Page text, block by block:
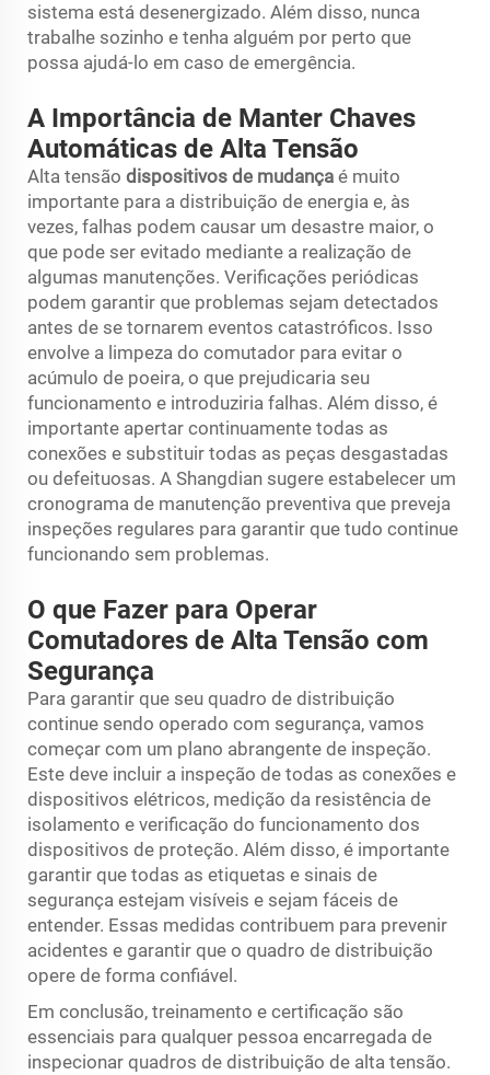
sistema está desenergizado. Além disso, nunca
trabalhe sozinho e tenha alguém por perto que
possa ajudá-lo em caso de emergência.
A Importância de Manter Chaves
Automáticas de Alta Tensão
Alta tensão dispositivos de mudança é muito
importante para a distribuição de energia e, às
vezes, falhas podem causar um desastre maior, o
que pode ser evitado mediante a realização de
algumas manutenções. Verificações periódicas
podem garantir que problemas sejam detectados
antes de se tornarem eventos catastróficos. Isso
envolve a limpeza do comutador para evitar o
acúmulo de poeira, o que prejudicaria seu
funcionamento e introduziria falhas. Além disso, é
importante apertar continuamente todas as
conexões e substituir todas as peças desgastadas
ou defeituosas. A Shangdian sugere estabelecer um
cronograma de manutenção preventiva que preveja
inspeções regulares para garantir que tudo continue
funcionando sem problemas.
O que Fazer para Operar
Comutadores de Alta Tensão com
Segurança
Para garantir que seu quadro de distribuição
continue sendo operado com segurança, vamos
começar com um plano abrangente de inspeção.
Este deve incluir a inspeção de todas as conexões e
dispositivos elétricos, medição da resistência de
isolamento e verificação do funcionamento dos
dispositivos de proteção. Além disso, é importante
garantir que todas as etiquetas e sinais de
segurança estejam visíveis e sejam fáceis de
entender. Essas medidas contribuem para prevenir
acidentes e garantir que o quadro de distribuição
opere de forma confiável.
Em conclusão, treinamento e certificação são
essenciais para qualquer pessoa encarregada de
inspecionar quadros de distribuição de alta tensão.